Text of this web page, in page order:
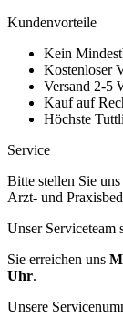
Kundenvorteile
Kein
Kostenloser
Versand 2-5
Kauf auf
Höchste
Service
Bitte stellen Sie
Arzt- und
Unser Serviceteam
Sie erreichen uns
Uhr.
Unsere